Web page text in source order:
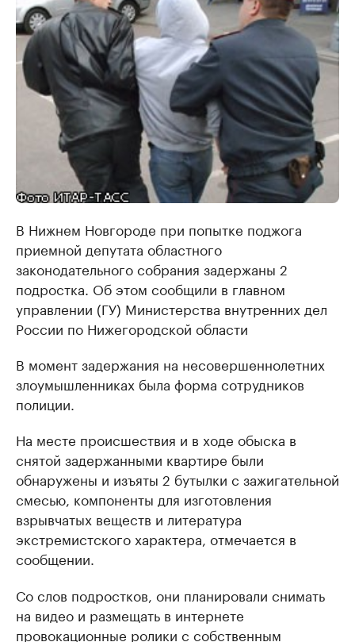
В Нижнем Новгороде при попытке поджога
приемной депутата областного
законодательного собрания задержаны 2
подростка. Об этом сообщили в главном
управлении (ГУ) Министерства внутренних дел
России по Нижегородской области
В момент задержания на несовершеннолетних
злоумышленниках была форма сотрудников
полиции.
На месте происшествия и в ходе обыска в
снятой задержанными квартире были
обнаружены и изъяты 2 бутылки с зажигательной
смесью, компоненты для изготовления
взрывчатых веществ и литература
экстремистского характера, отмечается в
сообщении.
Со слов подростков, они планировали снимать
на видео и размещать в интернете
провокационные ролики с собственным